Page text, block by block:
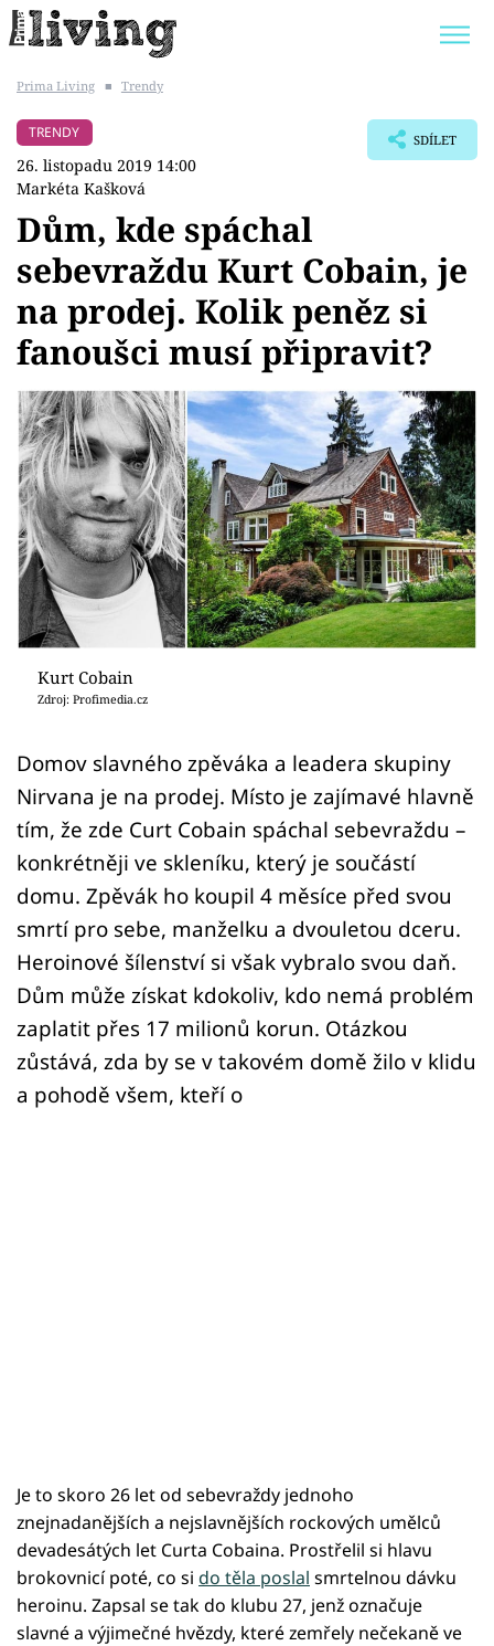
BYDLENÍ SLAVNÝCH
Témata
Bydlení
Zahrada
Design
Sledujte prima+
Přihlášení
Sledujte nás
Prima Living ■ Trendy
TRENDY
26. listopadu 2019 14:00
Markéta Kašková
SDÍLET
Dům, kde spáchal
sebevraždu Kurt Cobain, je
na prodej. Kolik peněz si
fanoušci musí připravit?
Kurt Cobain
Zdroj: Profimedia.cz
Domov slavného zpěváka a leadera skupiny
Nirvana je na prodej. Místo je zajímavé hlavně
tím, že zde Curt Cobain spáchal sebevraždu –
konkrétněji ve skleníku, který je součástí
domu. Zpěvák ho koupil 4 měsíce před svou
smrtí pro sebe, manželku a dvouletou dceru.
Heroinové šílenství si však vybralo svou daň.
Dům může získat kdokoliv, kdo nemá problém
zaplatit přes 17 milionů korun. Otázkou
zůstává, zda by se v takovém domě žilo v klidu
a pohodě všem, kteří o
Je to skoro 26 let od sebevraždy jednoho
znejnadanějších a nejslavnějších rockových umělců
devadesátých let Curta Cobaina. Prostřelil si hlavu
brokovnicí poté, co si do těla poslal smrtelnou dávku
heroinu. Zapsal se tak do klubu 27, jenž označuje
slavné a výjimečné hvězdy, které zemřely nečekaně ve